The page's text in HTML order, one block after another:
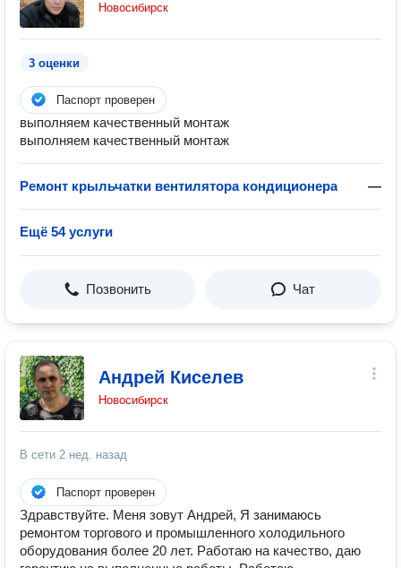
Новосибирск
3 оценки
Паспорт проверен
выполняем качественный монтаж
выполняем качественный монтаж
Ремонт крыльчатки вентилятора кондиционера —
Ещё 54 услуги
Позвонить Чат
Андрей Киселев
Новосибирск
В сети 2 нед. назад
Паспорт проверен
Здравствуйте. Меня зовут Андрей, Я занимаюсь
ремонтом торгового и промышленного холодильного
оборудования более 20 лет. Работаю на качество, даю